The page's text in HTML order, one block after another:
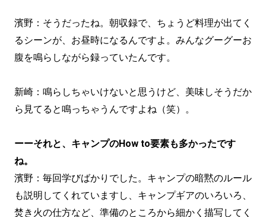
濱野：そうだったね。朝収録で、ちょうど料理が出てく
るシーンが、お昼時になるんですよ。みんなグーグーお
腹を鳴らしながら録っていたんです。
新崎：鳴らしちゃいけないと思うけど、美味しそうだか
ら見てると鳴っちゃうんですよね（笑）。
ーーそれと、キャンプのHow to要素も多かったです
ね。
濱野：毎回学びばかりでした。キャンプの暗黙のルール
も説明してくれていますし、キャンプギアのいろいろ、
焚き火の仕方など、準備のところから細かく描写してく